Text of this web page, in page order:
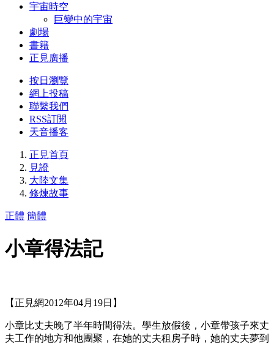
宇宙時空
巨變中的宇宙
劇場
書籍
正見廣播
按日瀏覽
網上投稿
聯繫我們
RSS訂閱
天音播客
正見首頁
見證
大陸文集
修煉故事
正體 簡體
小章得法記
【正見網2012年04月19日】
小章比丈夫晚了半年時間得法。學生放假後，小章帶孩子來丈
夫工作的地方和他團聚，在她的丈夫租房子時，她的丈夫夢到